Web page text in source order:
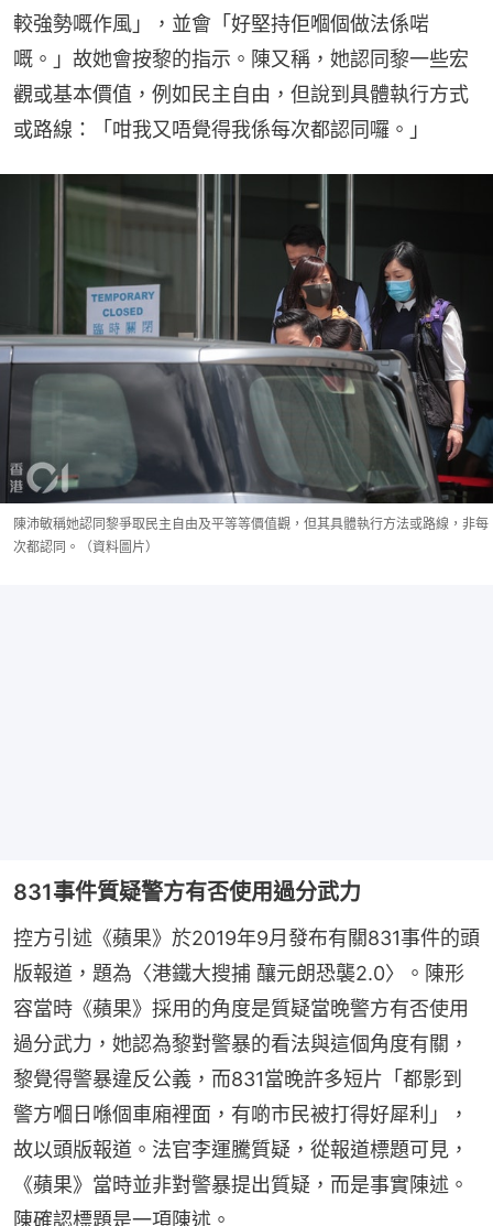
較強勢嘅作風」，並會「好堅持佢嗰個做法係啱
嘅。」故她會按黎的指示。陳又稱，她認同黎一些宏
觀或基本價值，例如民主自由，但說到具體執行方式
或路線：「咁我又唔覺得我係每次都認同囉。」
陳沛敏稱她認同黎爭取民主自由及平等等價值觀，但其具體執行方法或路線，非每
次都認同。（資料圖片）
831事件質疑警方有否使用過分武力
控方引述《蘋果》於2019年9月發布有關831事件的頭
版報道，題為〈港鐵大搜捕 釀元朗恐襲2.0〉。陳形
容當時《蘋果》採用的角度是質疑當晚警方有否使用
過分武力，她認為黎對警暴的看法與這個角度有關，
黎覺得警暴違反公義，而831當晚許多短片「都影到
警方嗰日喺個車廂裡面，有啲市民被打得好犀利」，
故以頭版報道。法官李運騰質疑，從報道標題可見，
《蘋果》當時並非對警暴提出質疑，而是事實陳述。
陳確認標題是一項陳述。